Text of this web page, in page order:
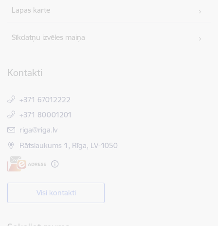
Lapas karte
Sīkdatņu izvēles maiņa
Kontakti
+371 67012222
+371 80001201
E-pasts:
riga@riga.lv
Rātslaukums 1, Rīga, LV-1050
Visi kontakti